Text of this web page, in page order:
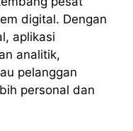
digital. Dengan
aplikasi
analitik,
pelanggan
personal dan